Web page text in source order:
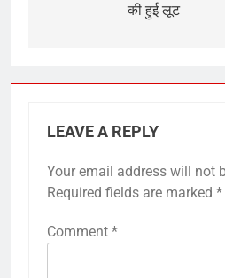
की हुई लूट
LEAVE A REPLY
Your email address will not
Required fields are marked *
Comment *